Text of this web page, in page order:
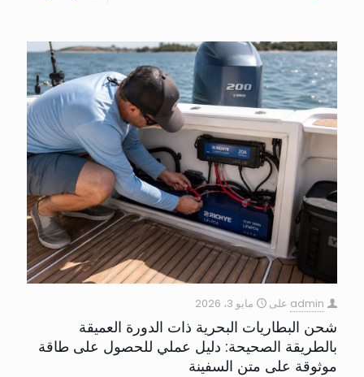
admin على مايو 3، 2026
شحن البطاريات البحرية ذات الدورة العميقة
بالطريقة الصحيحة: دليل عملي للحصول على طاقة
موثوقة على متن السفينة